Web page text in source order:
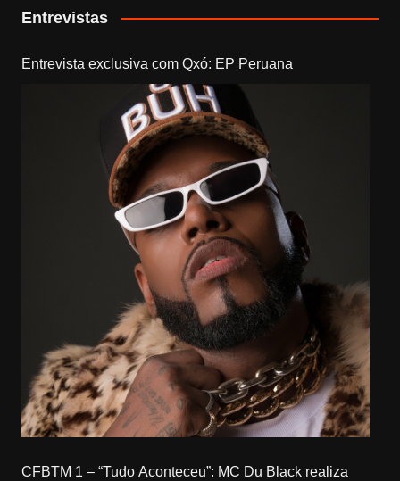
Entrevistas
Entrevista exclusiva com Qxó: EP Peruana
CFBTM 1 – “Tudo Aconteceu”: MC Du Black realiza